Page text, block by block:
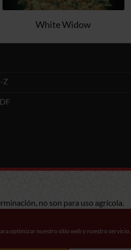
optimizar nuestro sitio web y nuestro servicio.
White Widow
Z
no son para uso agrícola.
la legislación en su país.